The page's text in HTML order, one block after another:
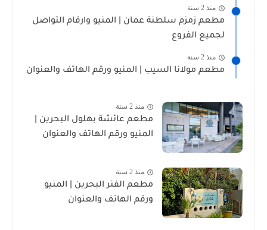
منذ 2 سنة
مطعم زمزم سلطنة عمان | المنيو وارقام التواصل
لجميع الفروع
منذ 2 سنة
مطعم مولانا السيب | المنيو ورقم الهاتف والعنوان
منذ 2 سنة
مطعم عائشة بهلول البحرين |
المنيو ورقم الهاتف والعنوان
منذ 2 سنة
مطعم الفنر البحرين | المنيو
ورقم الهاتف والعنوان